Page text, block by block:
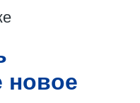
новое